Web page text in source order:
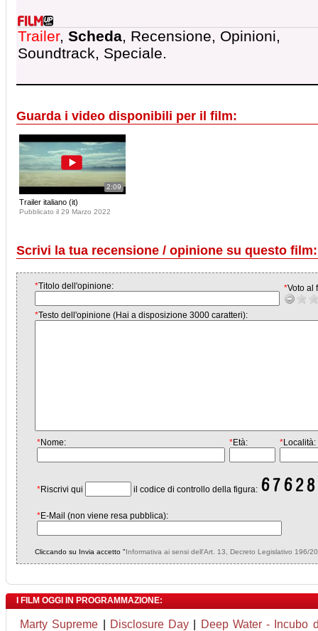
Trailer, Scheda, Recensione, Opinioni,
Soundtrack, Speciale.
Guarda i video disponibili per il film:
2:09
Trailer italiano (it)
Pubblicato il 29 Marzo 2022
Scrivi la tua recensione / opinione su questo
*Titolo dell'opinione: *Voto al
*Testo dell'opinione (Hai a disposizione 3000 caratteri):
*Nome: *Età: *Località:
*Riscrivi qui il codice di controllo della figura:
*E-Mail (non viene resa pubblica):
Cliccando su Invia accetto "Informativa ai sensi dell'Art. 13, Decreto Legislativo 196/
I FILM OGGI IN PROGRAMMAZIONE:
Marty Supreme Disclosure Day Deep Water - Incubo